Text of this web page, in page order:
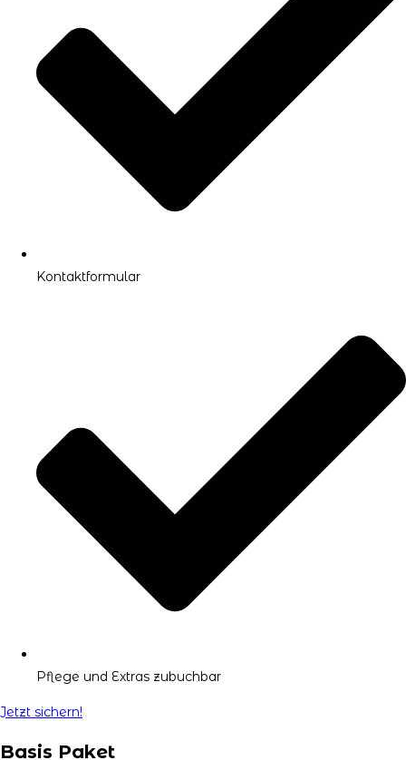
Kontaktformular
Pflege und Extras zubuchbar
Jetzt sichern!
Basis Paket